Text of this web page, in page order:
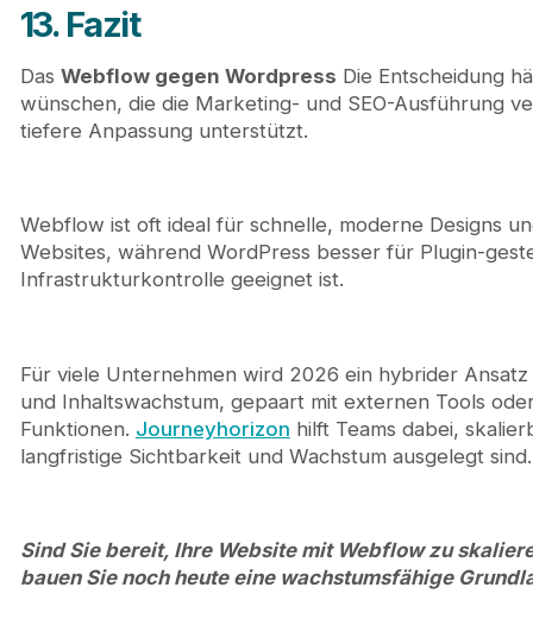
13. Fazit
Das Webflow gegen Wordpress Die Entscheidung
wünschen, die die Marketing- und SEO-Ausführung
tiefere Anpassung unterstützt.
Webflow ist oft ideal für schnelle, moderne Designs
Websites, während WordPress besser für Plugin-
Infrastrukturkontrolle geeignet ist.
Für viele Unternehmen wird 2026 ein hybrider
und Inhaltswachstum, gepaart mit externen Tools
Funktionen. Journeyhorizon hilft Teams dabei,
langfristige Sichtbarkeit und Wachstum ausgelegt sind.
Sind Sie bereit, Ihre Website mit Webflow zu
bauen Sie noch heute eine wachstumsfähige